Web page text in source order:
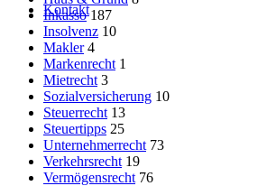
Kontakt
Inkasso 187
Insolvenz 10
Makler 4
Markenrecht 1
Mietrecht 3
Sozialversicherung 10
Steuerrecht 13
Steuertipps 25
Unternehmerrecht 73
Verkehrsrecht 19
Vermögensrecht 76